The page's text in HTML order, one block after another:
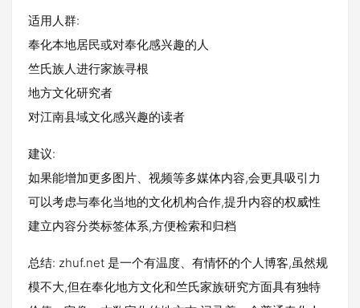
适用人群:
奉化本地居民或对奉化感兴趣的人
竺氏族人进行家族寻根
地方文化研究者
对江南县域文化感兴趣的读者
建议:
如果能增加更多图片、视频等多媒体内容,会更具吸引力
可以考虑与奉化当地的文化机构合作,提升内容的权威性
建立内容分类标签体系,方便检索和归档
总结: zhuf.net 是一个有温度、有情怀的个人博客,虽然规
模不大,但在奉化地方文化和竺氏家族研究方面具有独特